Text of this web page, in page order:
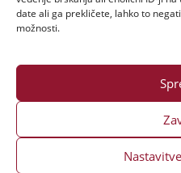
date ali ga prekličete, lahko to
možnosti.
Varstvo